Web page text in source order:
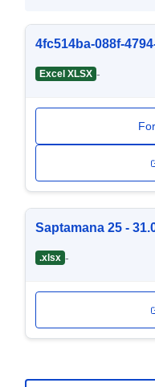
4fc514ba-088f-
Excel XLSX -
Saptamana 25 -
.xlsx -